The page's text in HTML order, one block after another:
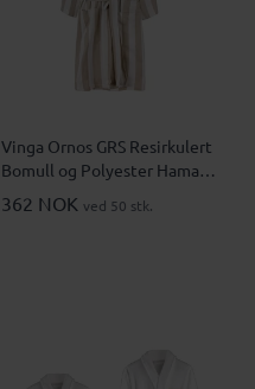
Vinga Ornos GRS Resirkulert
Bomull og Polyester Hamam
L/XL Badekåpe
362 NOK ved 50 stk.